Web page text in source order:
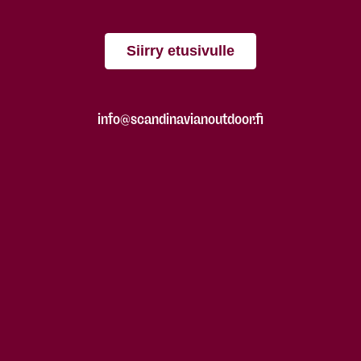
Siirry etusivulle
info@scandinavianoutdoor.fi